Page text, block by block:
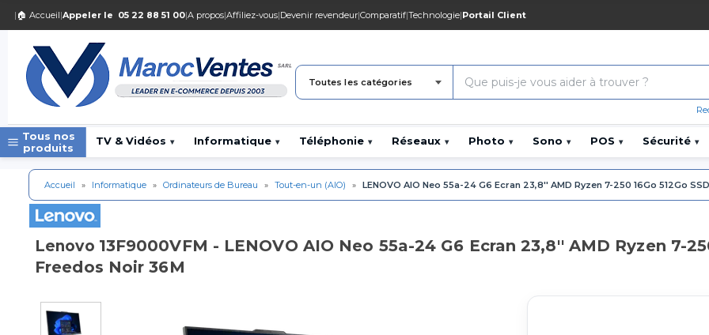
| 🏠 Accueil|Appeler le 05 22 88 51 00|A propos|Affiliez-vous|Devenir revendeur|Comparatif|Technologie|Portail Client
Toutes les catégories
Tous nos
produits
TV & Vidéos ▾ Informatique ▾ Téléphonie ▾ Réseaux ▾ Photo ▾ Sono ▾ POS ▾ Sécurité ▾
Accueil » Informatique » Ordinateurs de Bureau » Tout-en-un (AIO) » LENOVO AIO Neo 55a-24 G6 Ecran 23,8'' AMD Ryzen 7-250 16Go 512Go
Lenovo 13F9000VFM - LENOVO AIO Neo 55a-24 G6 Ecran 23,8'' AMD Ryzen 7-
Freedos Noir 36M